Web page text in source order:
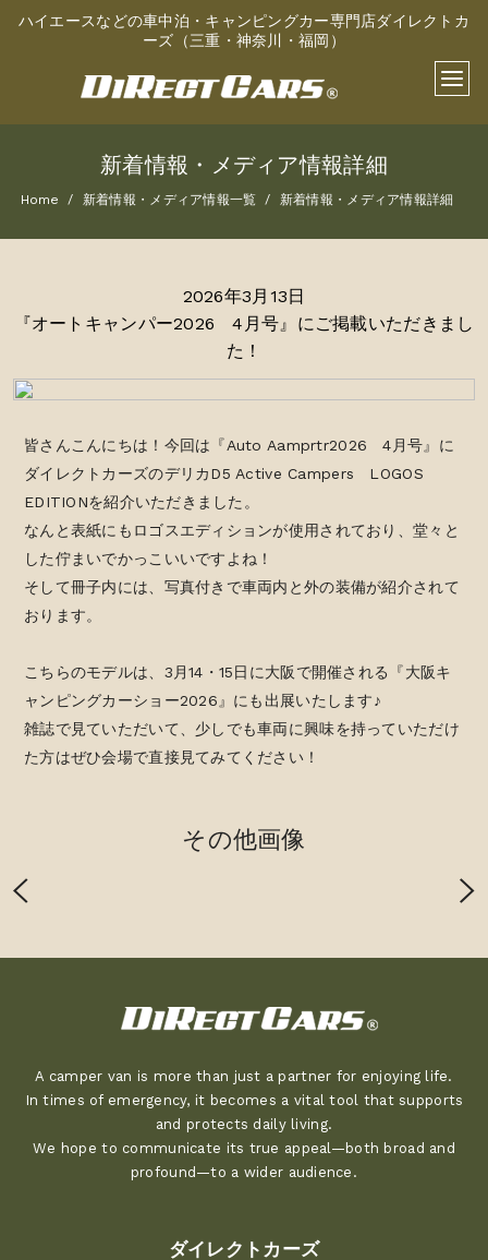
ハイエースなどの車中泊・キャンピングカー専門店ダイレクトカ
ーズ（三重・神奈川・福岡）
新着情報・メディア情報詳細
Home 新着情報・メディア情報一覧 新着情報・メディア情報詳細
2026年3月13日
『オートキャンパー2026 4月号』にご掲載いただきまし
た！
皆さんこんにちは！今回は『Auto Aamprtr2026 4月号』に
ダイレクトカーズのデリカD5 Active Campers LOGOS
EDITIONを紹介いただきました。
なんと表紙にもロゴスエディションが使用されており、堂々と
した佇まいでかっこいいですよね！
そして冊子内には、写真付きで車両内と外の装備が紹介されて
おります。
こちらのモデルは、3月14・15日に大阪で開催される『大阪キ
ャンピングカーショー2026』にも出展いたします♪
雑誌で見ていただいて、少しでも車両に興味を持っていただけ
た方はぜひ会場で直接見てみてください！
その他画像
A camper van is more than just a partner for enjoying life.
In times of emergency, it becomes a vital tool that supports
and protects daily living.
We hope to communicate its true appeal—both broad and
profound—to a wider audience.
ダイレクトカーズ